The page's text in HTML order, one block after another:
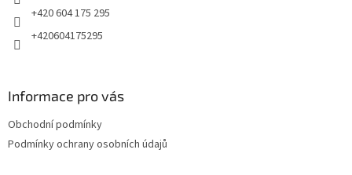
+420 604 175 295
+420604175295
Informace pro vás
Obchodní podmínky
Podmínky ochrany osobních údajů